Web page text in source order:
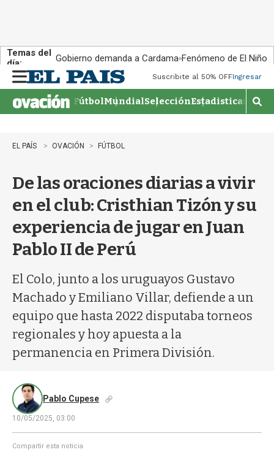
Temas del
día:
Gobierno demanda a Cardama Fenómeno de El Niño
n
u
Suscribite al 50% OFFIngresar
FútbolMundialSelecciónEstadisticas
M
o
EL PAÍS OVACIÓN FÚTBOL
De las oraciones diarias a vivir
en el club: Cristhian Tizón y su
experiencia de jugar en Juan
Pablo II de Perú
El Colo, junto a los uruguayos Gustavo
Machado y Emiliano Villar, defiende a un
equipo que hasta 2022 disputaba torneos
regionales y hoy apuesta a la
permanencia en Primera División.
Pablo Cupese
10/05/2025, 03:00
Compartir esta noticia